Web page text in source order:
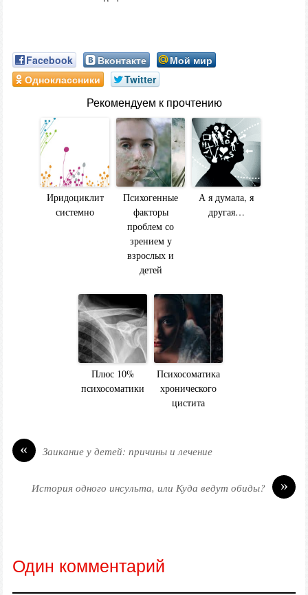
Facebook Вконтакте
Мой мир
Одноклассники
Twitter
Рекомендуем к прочтению
Иридоциклит
системно
Психогенные
факторы
проблем со
зрением у
взрослых и
детей
А я думала, я
другая…
Плюс 10%
психосоматики
Психосоматика
хронического
цистита
« Заикание у детей: причины и лечение
»
История одного инсульта, или Куда ведут обиды?
Один комментарий